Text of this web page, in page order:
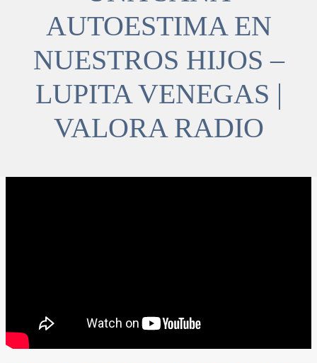
AUTOESTIMA EN
NUESTROS HIJOS –
LUPITA VENEGAS |
VALORA RADIO